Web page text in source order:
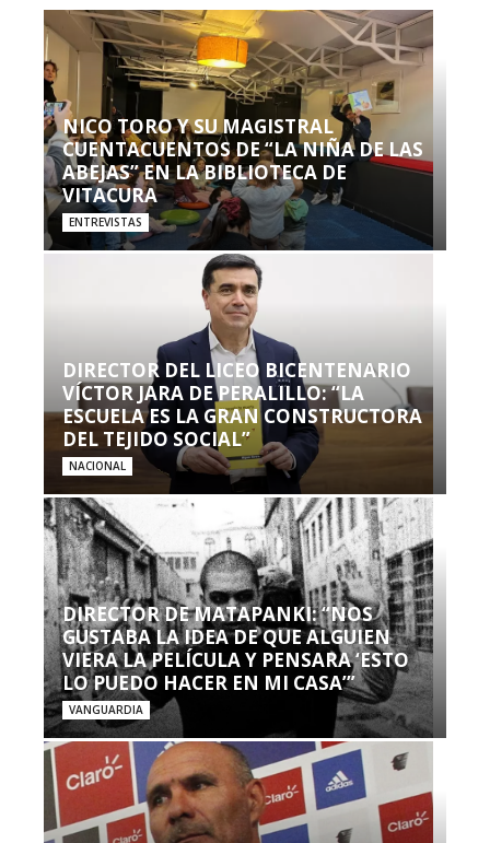
NICO TORO Y SU MAGISTRAL
CUENTACUENTOS DE “LA NIÑA DE LAS
ABEJAS” EN LA BIBLIOTECA DE
VITACURA
ENTREVISTAS
DIRECTOR DEL LICEO BICENTENARIO
VÍCTOR JARA DE PERALILLO: “LA
ESCUELA ES LA GRAN CONSTRUCTORA
DEL TEJIDO SOCIAL”
NACIONAL
DIRECTOR DE MATAPANKI: “NOS
GUSTABA LA IDEA DE QUE ALGUIEN
VIERA LA PELÍCULA Y PENSARA ‘ESTO
LO PUEDO HACER EN MI CASA’”
VANGUARDIA